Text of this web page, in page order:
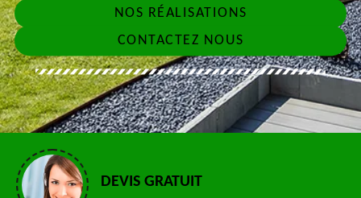
NOS RÉALISATIONS
CONTACTEZ NOUS
DEVIS GRATUIT